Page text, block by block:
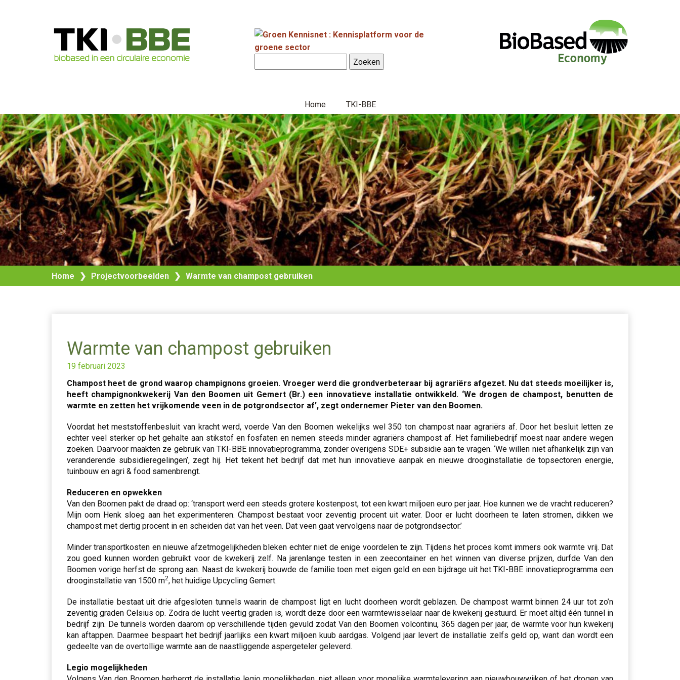
Home TKI-BBE
Home ❯ Projectvoorbeelden ❯ Warmte van champost gebruiken
Warmte van champost gebruiken
19 februari 2023
Champost heet de grond waarop champignons groeien. Vroeger werd die grondverbeteraar bij agrariërs afgezet. Nu dat steeds moeilijker is,
heeft champignonkwekerij Van den Boomen uit Gemert (Br.) een innovatieve installatie ontwikkeld. ‘We drogen de champost, benutten de
warmte en zetten het vrijkomende veen in de potgrondsector af’, zegt ondernemer Pieter van den Boomen.
Voordat het meststoffenbesluit van kracht werd, voerde Van den Boomen wekelijks wel 350 ton champost naar agrariërs af. Door het besluit letten ze
echter veel sterker op het gehalte aan stikstof en fosfaten en nemen steeds minder agrariërs champost af. Het familiebedrijf moest naar andere wegen
zoeken. Daarvoor maakten ze gebruik van TKI-BBE innovatieprogramma, zonder overigens SDE+ subsidie aan te vragen. ‘We willen niet afhankelijk zijn van
veranderende subsidieregelingen’, zegt hij. Het tekent het bedrijf dat met hun innovatieve aanpak en nieuwe drooginstallatie de topsectoren energie,
tuinbouw en agri & food samenbrengt.
Reduceren en opwekken
Van den Boomen pakt de draad op: ‘transport werd een steeds grotere kostenpost, tot een kwart miljoen euro per jaar. Hoe kunnen we de vracht reduceren?
Mijn oom Henk sloeg aan het experimenteren. Champost bestaat voor zeventig procent uit water. Door er lucht doorheen te laten stromen, dikken we
champost met dertig procent in en scheiden dat van het veen. Dat veen gaat vervolgens naar de potgrondsector.’
Minder transportkosten en nieuwe afzetmogelijkheden bleken echter niet de enige voordelen te zijn. Tijdens het proces komt immers ook warmte vrij. Dat
zou goed kunnen worden gebruikt voor de kwekerij zelf. Na jarenlange testen in een zeecontainer en het winnen van diverse prijzen, durfde Van den
Boomen vorige herfst de sprong aan. Naast de kwekerij bouwde de familie toen met eigen geld en een bijdrage uit het TKI-BBE innovatieprogramma een
drooginstallatie van 1500 m2, het huidige Upcycling Gemert.
De installatie bestaat uit drie afgesloten tunnels waarin de champost ligt en lucht doorheen wordt geblazen. De champost warmt binnen 24 uur tot zo’n
zeventig graden Celsius op. Zodra de lucht veertig graden is, wordt deze door een warmtewisselaar naar de kwekerij gestuurd. Er moet altijd één tunnel in
bedrijf zijn. De tunnels worden daarom op verschillende tijden gevuld zodat Van den Boomen volcontinu, 365 dagen per jaar, de warmte voor hun kwekerij
kan aftappen. Daarmee bespaart het bedrijf jaarlijks een kwart miljoen kuub aardgas. Volgend jaar levert de installatie zelfs geld op, want dan wordt een
gedeelte van de overtollige warmte aan de naastliggende aspergeteler geleverd.
Legio mogelijkheden